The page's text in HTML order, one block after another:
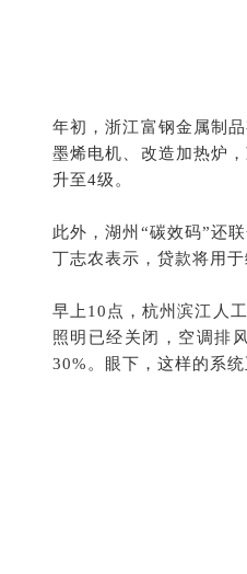
年初，浙江富钢金属制
墨烯电机、改造加热炉
升至4级。
此外，湖州“碳效码”还
丁志农表示，贷款将用
早上10点，杭州滨江人
照明已经关闭，空调排
30%。眼下，这样的系